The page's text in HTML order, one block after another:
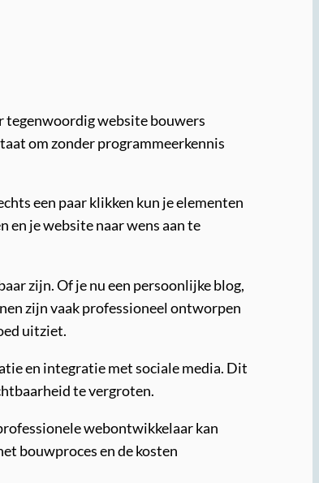
tegenwoordig website bouwers
om zonder programmeerkennis
een paar klikken kun je elementen
en je website naar wens aan te
zijn. Of je nu een persoonlijke blog,
zijn vaak professioneel ontworpen
uitziet.
en integratie met sociale media. Dit
te vergroten.
webontwikkelaar kan
bouwproces en de kosten